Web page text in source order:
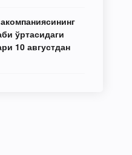
ўртасидаги
10 августдан